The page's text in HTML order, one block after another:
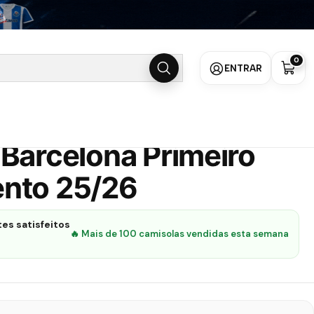
ENTRAR
0
25/26
Primeiro
25/26
satisfeitos
🔥 Mais de 100 camisolas vendidas esta semana